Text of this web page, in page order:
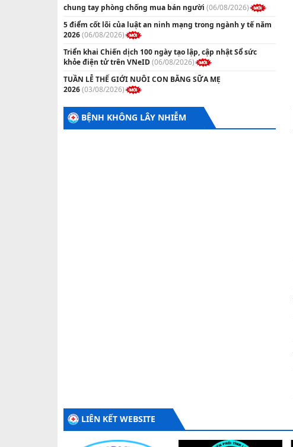
chung tay phòng chống mua bán người (06/08/2026)
5 điểm cốt lõi của luật an ninh mạng trong ngành y tế năm
2026(06/08/2026)
Triển khai Chiến dịch 100 ngày tạo lập, cập nhật Sổ sức
khỏe điện tử trên VNeID(06/08/2026)
TUẦN LỄ THẾ GIỚI NUÔI CON BẰNG SỮA MẸ
2026(03/08/2026)
BỆNH KHÔNG LÂY NHIỄM
LIÊN KẾT WEBSITE